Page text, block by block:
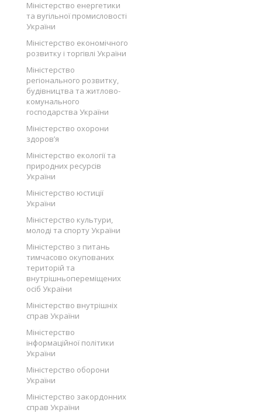
Міністерство енергетики
та вугільної промисловості
України
Міністерство економічного
розвитку і торгівлі України
Міністерство
регіонального розвитку,
будівництва та житлово-
комунального
господарства України
Міністерство охорони
здоров’я
Міністерство екології та
природних ресурсів
України
Міністерство юстиції
України
Міністерство культури,
молоді та спорту України
Міністерство з питань
тимчасово окупованих
територій та
внутрішньопереміщених
осіб України
Міністерство внутрішніх
справ України
Міністерство
інформаційної політики
України
Міністерство оборони
України
Міністерство закордонних
справ України